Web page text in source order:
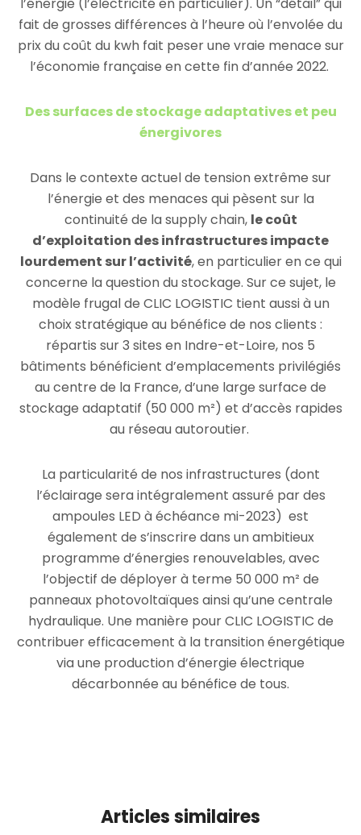
fait de grosses différences à l’heure où l’envolée du
prix du coût du kwh fait peser une vraie menace sur
l’économie française en cette fin d’année 2022.
Des surfaces de stockage adaptatives et peu
énergivores
Dans le contexte actuel de tension extrême sur
l’énergie et des menaces qui pèsent sur la
continuité de la supply chain, le coût
d’exploitation des infrastructures impacte
lourdement sur l’activité, en particulier en ce qui
concerne la question du stockage. Sur ce sujet, le
modèle frugal de CLIC LOGISTIC tient aussi à un
choix stratégique au bénéfice de nos clients :
répartis sur 3 sites en Indre-et-Loire, nos 5
bâtiments bénéficient d’emplacements privilégiés
au centre de la France, d’une large surface de
stockage adaptatif (50 000 m²) et d’accès rapides
au réseau autoroutier.
La particularité de nos infrastructures (dont
l’éclairage sera intégralement assuré par des
ampoules LED à échéance mi-2023) est
également de s’inscrire dans un ambitieux
programme d’énergies renouvelables, avec
l’objectif de déployer à terme 50 000 m² de
panneaux photovoltaïques ainsi qu’une centrale
hydraulique. Une manière pour CLIC LOGISTIC de
contribuer efficacement à la transition énergétique
via une production d’énergie électrique
décarbonnée au bénéfice de tous.
Articles similaires